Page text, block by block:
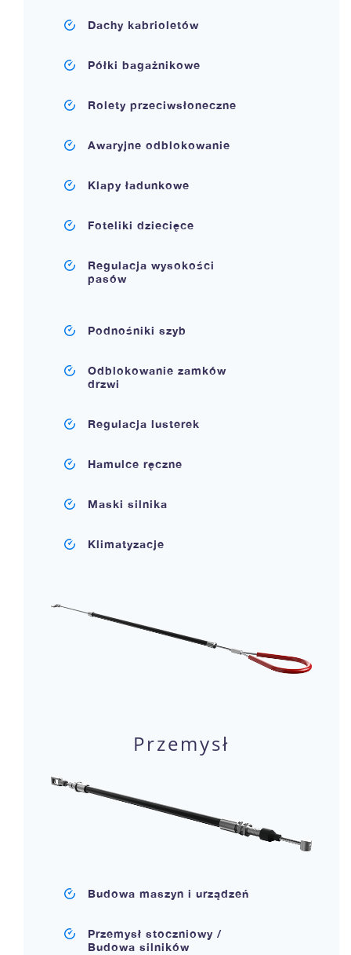
Dachy kabrioletów
Półki bagażnikowe
Rolety przeciwsłoneczne
Awaryjne odblokowanie
Klapy ładunkowe
Foteliki dziecięce
Regulacja wysokości
pasów
Podnośniki szyb
Odblokowanie zamków
drzwi
Regulacja lusterek
Hamulce ręczne
Maski silnika
Klimatyzacje
Przemysł
Budowa maszyn i urządzeń
Przemysł stoczniowy /
Budowa silników